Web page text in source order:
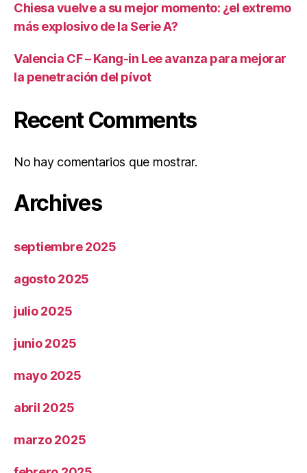
Chiesa vuelve a su mejor momento: ¿el extremo
más explosivo de la Serie A?
Valencia CF – Kang-in Lee avanza para mejorar
la penetración del pívot
Recent Comments
No hay comentarios que mostrar.
Archives
septiembre 2025
agosto 2025
julio 2025
junio 2025
mayo 2025
abril 2025
marzo 2025